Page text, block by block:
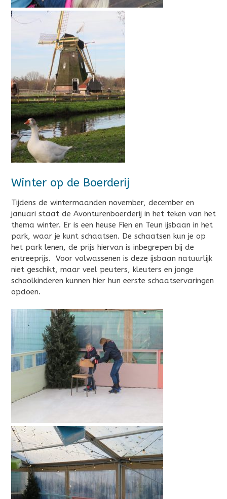
Winter op de Boerderij
Tijdens de wintermaanden november, december en
januari staat de Avonturenboerderij in het teken van het
thema winter. Er is een heuse Fien en Teun ijsbaan in het
park, waar je kunt schaatsen. De schaatsen kun je op
het park lenen, de prijs hiervan is inbegrepen bij de
entreeprijs. Voor volwassenen is deze ijsbaan natuurlijk
niet geschikt, maar veel peuters, kleuters en jonge
schoolkinderen kunnen hier hun eerste schaatservaringen
opdoen.